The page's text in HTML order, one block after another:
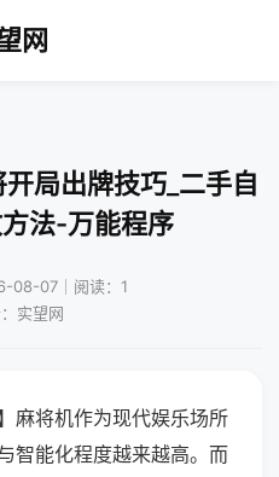
网
局出牌技巧_二手自
法-万能程序
08-07｜阅读：1
实望网
麻将机作为现代娱乐场所
智能化程度越来越高。而